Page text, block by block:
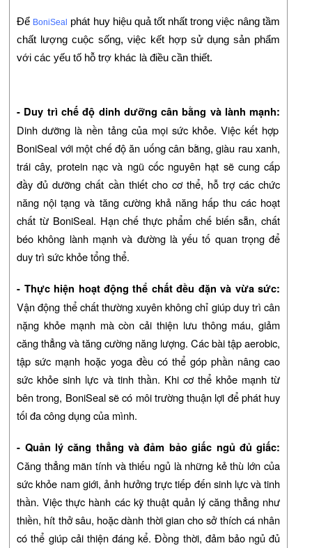
Để BoniSeal phát huy hiệu quả tốt nhất trong việc nâng tầm
chất lượng cuộc sống, việc kết hợp sử dụng sản phẩm
với các yếu tố hỗ trợ khác là điều cần thiết.
- Duy trì chế độ dinh dưỡng cân bằng và lành mạnh:
Dinh dưỡng là nền tảng của mọi sức khỏe. Việc kết hợp
BoniSeal với một chế độ ăn uống cân bằng, giàu rau xanh,
trái cây, protein nạc và ngũ cốc nguyên hạt sẽ cung cấp
đầy đủ dưỡng chất cần thiết cho cơ thể, hỗ trợ các chức
năng nội tạng và tăng cường khả năng hấp thu các hoạt
chất từ BoniSeal. Hạn chế thực phẩm chế biến sẵn, chất
béo không lành mạnh và đường là yếu tố quan trọng để
duy trì sức khỏe tổng thể.
- Thực hiện hoạt động thể chất đều đặn và vừa sức:
Vận động thể chất thường xuyên không chỉ giúp duy trì cân
nặng khỏe mạnh mà còn cải thiện lưu thông máu, giảm
căng thẳng và tăng cường năng lượng. Các bài tập aerobic,
tập sức mạnh hoặc yoga đều có thể góp phần nâng cao
sức khỏe sinh lực và tinh thần. Khi cơ thể khỏe mạnh từ
bên trong, BoniSeal sẽ có môi trường thuận lợi để phát huy
tối đa công dụng của mình.
- Quản lý căng thẳng và đảm bảo giấc ngủ đủ giấc:
Căng thẳng mãn tính và thiếu ngủ là những kẻ thù lớn của
sức khỏe nam giới, ảnh hưởng trực tiếp đến sinh lực và tinh
thần. Việc thực hành các kỹ thuật quản lý căng thẳng như
thiền, hít thở sâu, hoặc dành thời gian cho sở thích cá nhân
có thể giúp cải thiện đáng kể. Đồng thời, đảm bảo ngủ đủ